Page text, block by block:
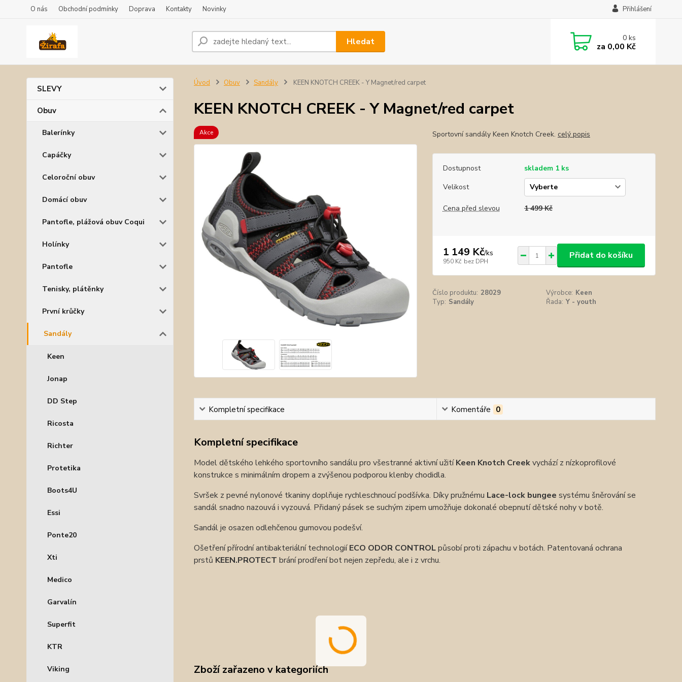
O nás Obchodní podmínky Doprava Kontakty Novinky Přihlášení
Hledat 0ks
za 0,00 Kč
SLEVY
Obuv
Balerínky
Capáčky
Celoroční obuv
Domácí obuv
Pantofle, plážová obuv Coqui
Holínky
Pantofle
Tenisky, plátěnky
První krůčky
Sandály
Keen
Jonap
DD Step
Ricosta
Richter
Protetika
Boots4U
Essi
Ponte20
Xti
Medico
Garvalín
Superfit
KTR
Viking
Úvod Obuv Sandály KEEN KNOTCH CREEK - Y Magnet/red carpet
KEEN KNOTCH CREEK - Y Magnet/red carpet
Akce Sportovní sandály Keen Knotch Creek. celý popis
Dostupnost
skladem 1 ks
Velikost
Cena před slevou 1 499 Kč
1 149 Kč/ks
950 Kč bez DPH
Přidat do košíku
Číslo produktu: 28029 Výrobce: Keen
Typ: Sandály Řada: Y - youth
Kompletní specifikace Komentáře 0
Kompletní specifikace
Model dětského lehkého sportovního sandálu pro všestranné aktivní užitíKeen Knotch Creekvychází z nízkoprofilové
konstrukce s minimálním dropem a zvýšenou podporou klenby chodidla.
Svršek z pevné nylonové tkaniny doplňuje rychleschnoucí podšívka. Díky pružnému Lace-lock bungee systému šněrování se
sandál snadno nazouvá i vyzouvá. Přidaný pásek se suchým zipem umožňuje dokonalé obepnutí dětské nohy v botě.
Sandál je osazen odlehčenou gumovou podešví.
Ošetření přírodní antibakteriální technologiíECO ODOR CONTROLpůsobí proti zápachu v botách. Patentovaná ochrana
prstů KEEN.PROTECT brání prodření bot nejen zepředu, ale i z vrchu.
Zboží zařazeno v kategoriích